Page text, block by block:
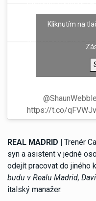
Zubimendi.
Mikel Arteta has
to land the Real
it does not appear
https://t.co/
Kliknutím na
REAL MADRID | Trenér
syn a asistent v jedné
odejít pracovat do jiného
budu v Realu Madrid,
italský manažer.